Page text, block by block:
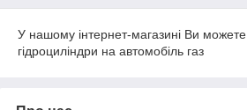
У нашому інтернет-магазині Ви можете
гідроциліндри на автомобіль газ